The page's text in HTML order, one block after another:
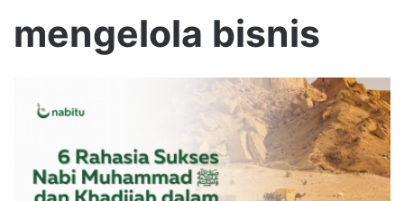
mengelola bisnis